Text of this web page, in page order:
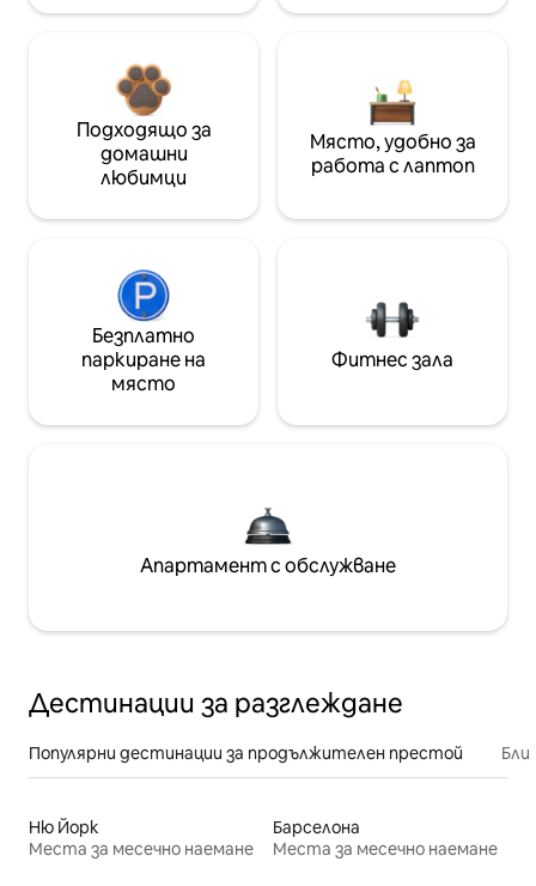
Подходящо за
домашни
любимци
Място, удобно за
работа с лаптоп
Безплатно
паркиране на
място
Фитнес зала
Апартамент с обслужване
Дестинации за разглеждане
Популярни дестинации за продължителен престой
Ню Йорк
Места за месечно наемане
Барселона
Места за месечно наемане